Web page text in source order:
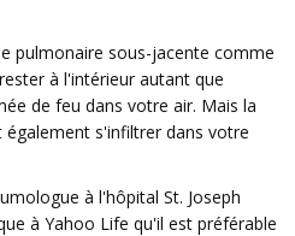
pulmonaire sous-jacente comme
à l'intérieur autant que
de feu dans votre air. Mais la
s'infiltrer dans votre
à l'hôpital St. Joseph
à Yahoo Life qu'il est préférable